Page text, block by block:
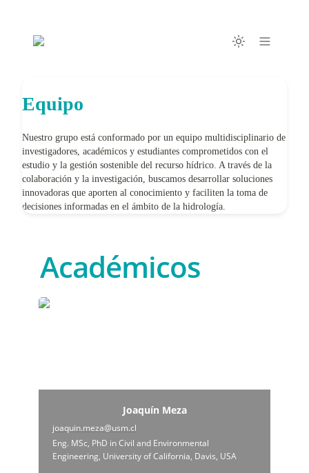
Equipo
Nuestro grupo está conformado por un equipo multidisciplinario de
investigadores, académicos y estudiantes comprometidos con el
estudio y la gestión sostenible del recurso hídrico. A través de la
colaboración y la investigación, buscamos desarrollar soluciones
innovadoras que aporten al conocimiento y faciliten la toma de
decisiones informadas en el ámbito de la hidrología.
Académicos
Joaquín Meza
Joaquín Meza
joaquin.meza@usm.cl
Eng. MSc, PhD in Civil and Environmental
Engineering, University of California, Davis, USA